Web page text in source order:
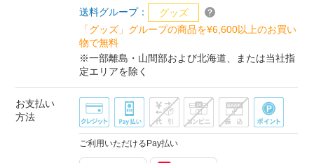
送料グループ：
グッズ
「グッズ」グループの商品を¥6,600以上のお買い
物で無料
※一部離島・山間部および北海道、または当社指
定エリアを除く
お支払い
方法
ご利用いただけるPay払い